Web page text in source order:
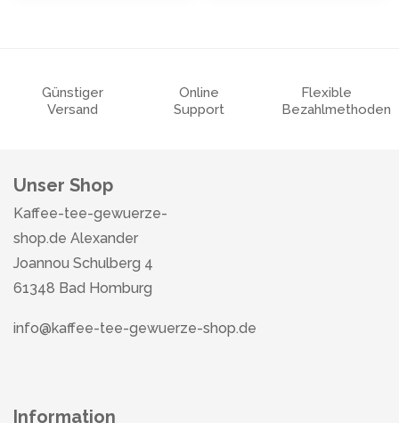
Günstiger
Versand
Online
Support
Flexible
Bezahlmethoden
Unser Shop
Kaffee-tee-gewuerze-
shop.de Alexander
Joannou Schulberg 4
61348 Bad Homburg
info@kaffee-tee-gewuerze-shop.de
Information